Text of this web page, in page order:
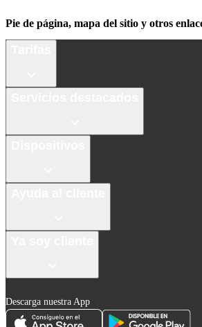
Pie de página, mapa del sitio y otros
Descarga nuestra App